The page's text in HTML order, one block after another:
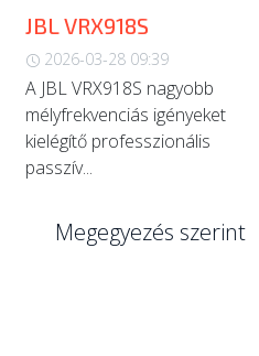
JBL VRX918S
2026-03-28 09:39
A JBL VRX918S nagyobb
mélyfrekvenciás igényeket
kielégítő professzionális
passzív...
Megegyezés szerint